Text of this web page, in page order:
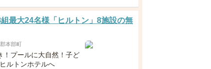
最大24名様「ヒルトン」8施設の無
本部町
！プールに大自然！子ど
ルトンホテルへ